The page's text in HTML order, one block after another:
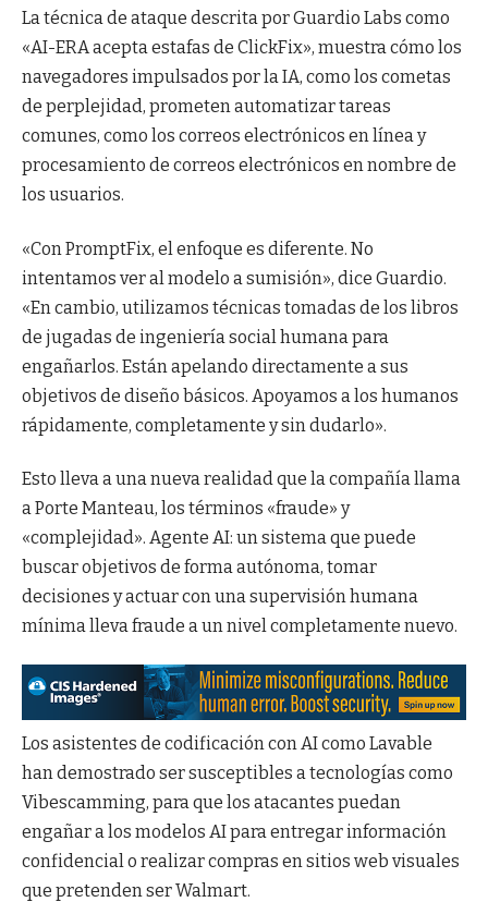
La técnica de ataque descrita por Guardio Labs como
«AI-ERA acepta estafas de ClickFix», muestra cómo los
navegadores impulsados por la IA, como los cometas
de perplejidad, prometen automatizar tareas
comunes, como los correos electrónicos en línea y
procesamiento de correos electrónicos en nombre de
los usuarios.
«Con PromptFix, el enfoque es diferente. No
intentamos ver al modelo a sumisión», dice Guardio.
«En cambio, utilizamos técnicas tomadas de los libros
de jugadas de ingeniería social humana para
engañarlos. Están apelando directamente a sus
objetivos de diseño básicos. Apoyamos a los humanos
rápidamente, completamente y sin dudarlo».
Esto lleva a una nueva realidad que la compañía llama
a Porte Manteau, los términos «fraude» y
«complejidad». Agente AI: un sistema que puede
buscar objetivos de forma autónoma, tomar
decisiones y actuar con una supervisión humana
mínima lleva fraude a un nivel completamente nuevo.
Los asistentes de codificación con AI como Lavable
han demostrado ser susceptibles a tecnologías como
Vibescamming, para que los atacantes puedan
engañar a los modelos AI para entregar información
confidencial o realizar compras en sitios web visuales
que pretenden ser Walmart.